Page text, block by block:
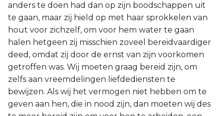
anders te doen had dan op zijn boodschappen uit
te gaan, maar zij hield op met haar sprokkelen van
hout voor zichzelf, om voor hem water te gaan
halen hetgeen zij misschien zoveel bereidvaardiger
deed, omdat zij door de ernst van zijn voorkomen
getroffen was. Wij moeten graag bereid zijn, om
zelfs aan vreemdelingen liefdediensten te
bewijzen. Als wij het vermogen niet hebben om te
geven aan hen, die in nood zijn, dan moeten wij des